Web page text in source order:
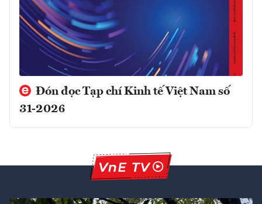
Đón đọc Tạp chí Kinh tế Việt Nam số
31-2026